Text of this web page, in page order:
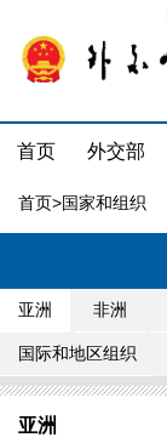
首页 外交部
首页>国家和组织
亚洲 非洲
国际和地区组织
亚洲